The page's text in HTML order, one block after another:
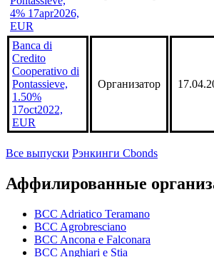
4% 17apr2026,
EUR
Banca di
Credito
Cooperativo di
Pontassieve,
1.50%
17oct2022,
EUR
Организатор
Все выпуски Рэнкинги Cbonds
Аффилированные
BCC Adriatico Teramano
BCC Agrobresciano
BCC Ancona e Falconara
BCC Anghiari e Stia